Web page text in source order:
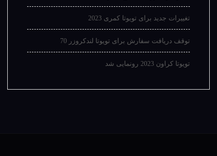
تغییرات جدید برای تویوتا کمری 2023
توقف دریافت سفارش برای تویوتا لندکروزر 70
تویوتا کراون 2023 رونمایی شد